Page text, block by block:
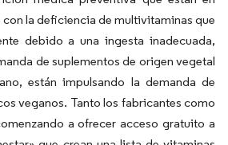
la deficiencia de multivitaminas que
debido a una ingesta inadecuada,
de suplementos de origen vegetal
están impulsando la demanda de
veganos. Tanto los fabricantes como
a ofrecer acceso gratuito a